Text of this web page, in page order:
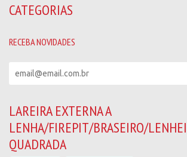
CATEGORIAS
RECEBA NOVIDADES
b
n
o
LAREIRA EXTERNA A
LENHA/FIREPIT/BRASEIRO/
QUADRADA